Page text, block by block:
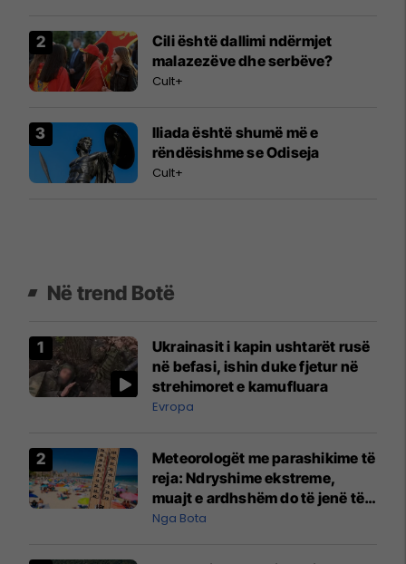
Cili është dallimi ndërmjet
malazezëve dhe serbëve?
Cult+
Iliada është shumë më e
rëndësishme se Odiseja
Cult+
Në trend Botë
Ukrainasit i kapin ushtarët rusë
në befasi, ishin duke fjetur në
strehimoret e kamufluara
Evropa
Meteorologët me parashikime të
reja: Ndryshime ekstreme,
muajt e ardhshëm do të jenë të
pazakontë
Nga Bota